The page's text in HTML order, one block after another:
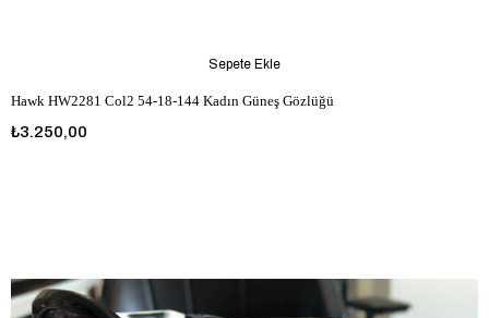
Hawk HW2281 Col2 54-18-144 Kadın Güneş Gözlüğü
₺3.250,00
Sepete Ekle